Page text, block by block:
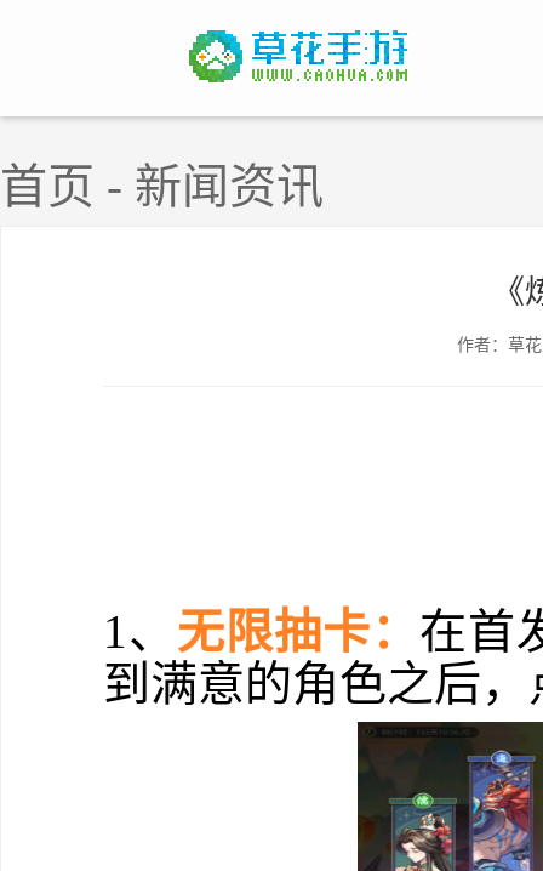
首页 - 新闻资讯
作者：草
1、 无限抽卡： 在首
到满意的角色之后